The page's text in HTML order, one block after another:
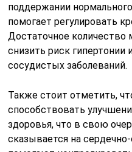
поддержании
помогает регулировать
Достаточное количество
снизить риск гипертонии
сосудистых заболеваний.
Также стоит отметить,
способствовать
здоровья, что в свою
сказывается на